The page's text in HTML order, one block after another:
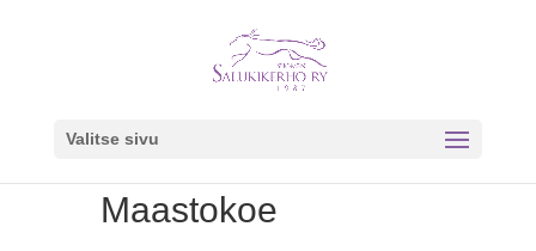
Valitse sivu
Maastokoe